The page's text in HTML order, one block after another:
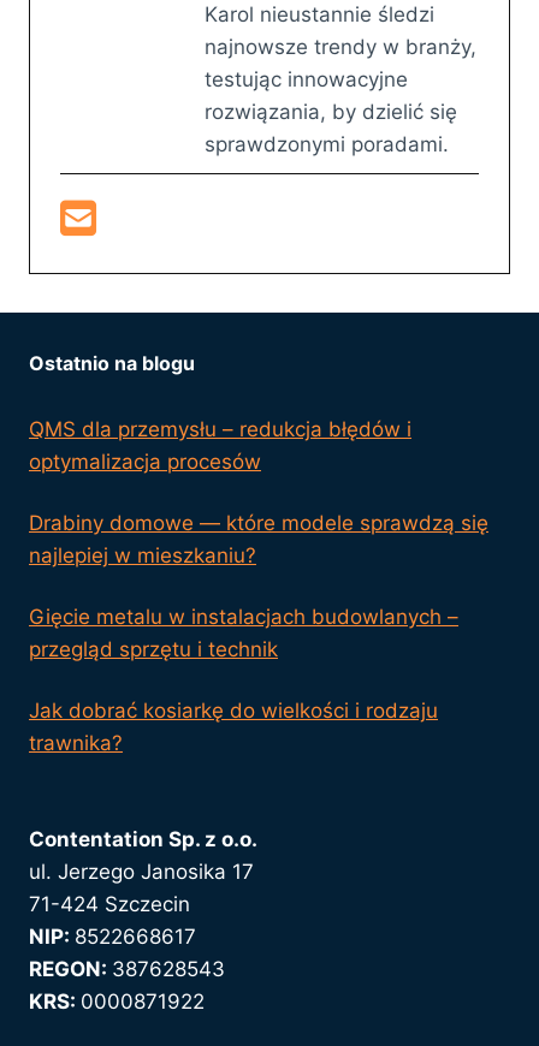
Karol nieustannie śledzi
najnowsze trendy w branży,
testując innowacyjne
rozwiązania, by dzielić się
sprawdzonymi poradami.
Ostatnio na blogu
QMS dla przemysłu – redukcja błędów i
optymalizacja procesów
Drabiny domowe — które modele sprawdzą się
najlepiej w mieszkaniu?
Gięcie metalu w instalacjach budowlanych –
przegląd sprzętu i technik
Jak dobrać kosiarkę do wielkości i rodzaju
trawnika?
Contentation Sp. z o.o.
ul. Jerzego Janosika 17
71-424 Szczecin
NIP: 8522668617
REGON: 387628543
KRS: 0000871922